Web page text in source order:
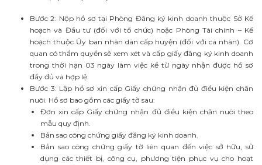
Bước 2: Nộp hồ sơ tại Phòng Đăng ký kinh doanh thuộc Sở Kế
hoạch và Đầu tư (đối với tổ chức) hoặc Phòng Tài chính – Kế
hoạch thuộc Ủy ban nhân dân cấp huyện (đối với cá nhân). Cơ
quan có thẩm quyền sẽ xem xét và cấp giấy đăng ký kinh doanh
trong thời hạn 03 ngày làm việc kể từ ngày nhận được hồ sơ
đầy đủ và hợp lệ.
Bước 3: Lập hồ sơ xin cấp Giấy chứng nhận đủ điều kiện chăn
nuôi. Hồ sơ bao gồm các giấy tờ sau:
Đơn xin cấp Giấy chứng nhận đủ điều kiện chăn nuôi theo
mẫu quy định.
Bản sao công chứng giấy đăng ký kinh doanh.
Bản sao công chứng giấy tờ liên quan đến việc sở hữu, sử
dụng các thiết bị, công cụ, phương tiện phục vụ cho hoạt